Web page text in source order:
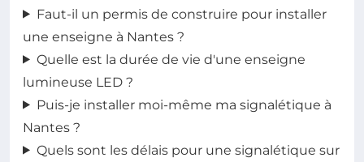
Faut-il un permis de construire pour installer
une enseigne à Nantes ?
Quelle est la durée de vie d'une enseigne
lumineuse LED ?
Puis-je installer moi-même ma signalétique à
Nantes ?
Quels sont les délais pour une signalétique sur